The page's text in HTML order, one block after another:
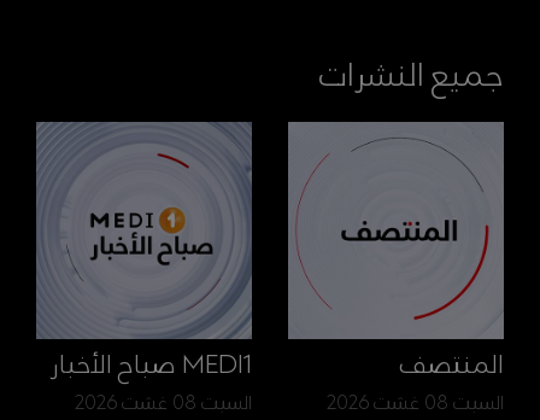
جميع النشرات
المنتصف
السبت 08 غشت 2026
MEDI1 صباح الأخبار
السبت 08 غشت 2026